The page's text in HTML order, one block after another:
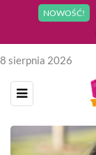
NOWOŚĆ!
8 sierpnia 2026